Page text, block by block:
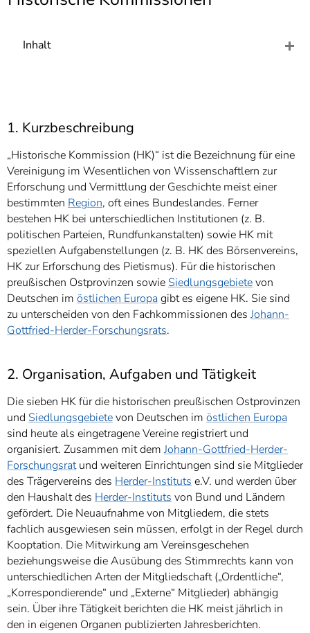
7]
Inhalt
1. Kurzbeschreibung
„Historische Kommission (HK)“ ist die Bezeichnung für eine
Vereinigung im Wesentlichen von Wissenschaftlern zur
Erforschung und Vermittlung der Geschichte meist einer
bestimmten Region, oft eines Bundeslandes. Ferner
bestehen HK bei unterschiedlichen Institutionen (z. B.
politischen Parteien, Rundfunkanstalten) sowie HK mit
speziellen Aufgabenstellungen (z. B. HK des Börsenvereins,
HK zur Erforschung des Pietismus). Für die historischen
preußischen Ostprovinzen sowie Siedlungsgebietevon
Deutschen im östlichen Europagibt es eigene HK. Sie sind
zu unterscheiden von den Fachkommissionen des Johann-
Gottfried-Herder-Forschungsrats.
2. Organisation, Aufgaben und Tätigkeit
Die sieben HK für die historischen preußischen Ostprovinzen
und Siedlungsgebietevon Deutschen im östlichen Europa
sind heute als eingetragene Vereine registriert und
organisiert. Zusammen mit dem Johann-Gottfried-Herder-
Forschungsratund weiteren Einrichtungen sind sie Mitglieder
des Trägervereins des Herder-Instituts e.V. und werden über
den Haushalt des Herder-Instituts von Bund und Ländern
gefördert. Die Neuaufnahme von Mitgliedern, die stets
fachlich ausgewiesen sein müssen, erfolgt in der Regel durch
Kooptation. Die Mitwirkung am Vereinsgeschehen
beziehungsweise die Ausübung des Stimmrechts kann von
unterschiedlichen Arten der Mitgliedschaft („Ordentliche“,
„Korrespondierende“ und „Externe“ Mitglieder) abhängig
sein. Über ihre Tätigkeit berichten die HK meist jährlich in
den in eigenen Organen publizierten Jahresberichten.